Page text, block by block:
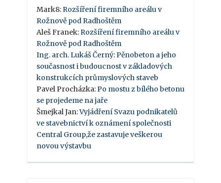
Mark8: Rozšíření firemního areálu v
Rožnově pod Radhoštěm
Aleš Franek: Rozšíření firemního areálu v
Rožnově pod Radhoštěm
Ing. arch. Lukáš Černý: Pěnobeton a jeho
současnost i budoucnost v základových
konstrukcích průmyslových staveb
Pavel Procházka: Po mostu z bílého betonu
se projedeme na jaře
Šmejkal Jan:Vyjádření Svazu podnikatelů
ve stavebnictví k oznámení společnosti
Central Group,že zastavuje veškerou
novou výstavbu